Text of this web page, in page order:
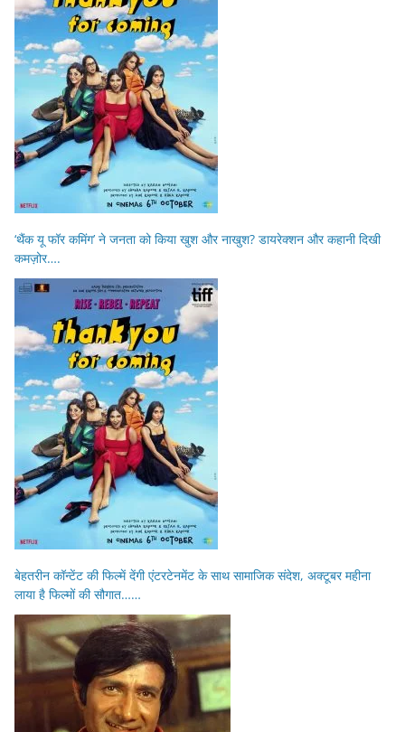
‘थैंक यू फॉर कमिंग’ ने जनता को किया खुश और नाखुश? डायरेक्शन और कहानी दिखी
कमज़ोर….
बेहतरीन कॉन्टेंट की फिल्में देंगी एंटरटेनमेंट के साथ सामाजिक संदेश, अक्टूबर महीना
लाया है फिल्मों की सौगात……